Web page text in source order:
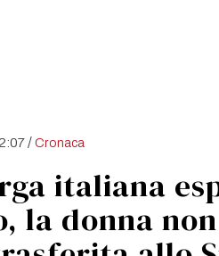
/Cronaca
italiana
la donna